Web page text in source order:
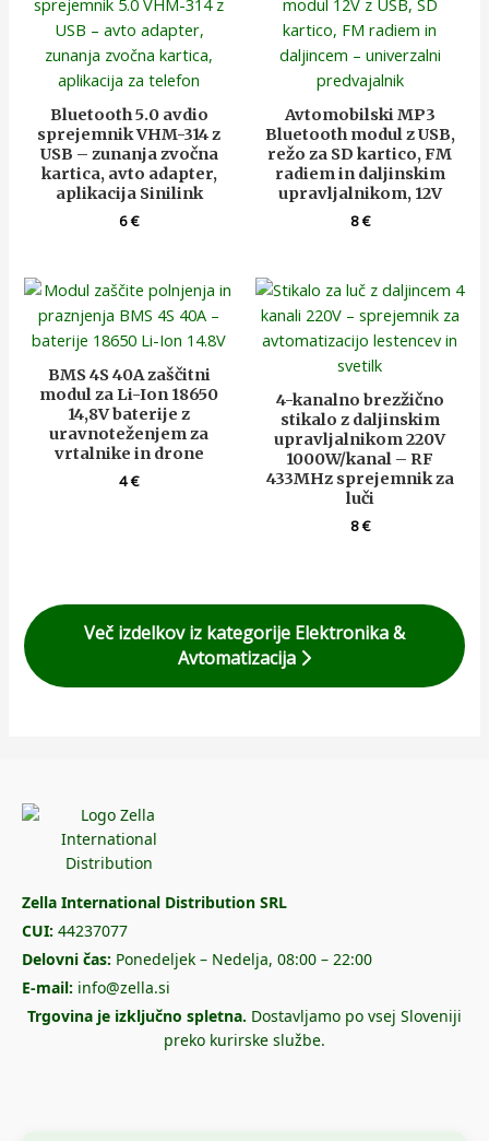
Bluetooth 5.0 avdio
sprejemnik VHM-314 z
USB – zunanja zvočna
kartica, avto adapter,
aplikacija Sinilink
6€
Avtomobilski MP3
Bluetooth modul z USB,
režo za SD kartico, FM
radiem in daljinskim
upravljalnikom, 12V
8€
BMS 4S 40A zaščitni
modul za Li-Ion 18650
14,8V baterije z
uravnoteženjem za
vrtalnike in drone
4€
4-kanalno brezžično
stikalo z daljinskim
upravljalnikom 220V
1000W/kanal – RF
433MHz sprejemnik za
luči
8€
Več izdelkov iz kategorije Elektronika &
Avtomatizacija
Zella International Distribution SRL
CUI: 44237077
Delovni čas: Ponedeljek – Nedelja, 08:00 – 22:00
E-mail: info@zella.si
Trgovina je izključno spletna. Dostavljamo po vsej Sloveniji
preko kurirske službe.